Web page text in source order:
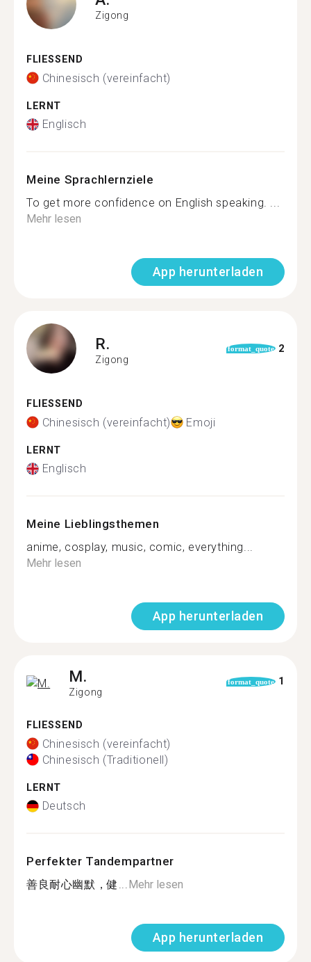
Zigong
FLIESSEND
Chinesisch (vereinfacht)
LERNT
Englisch
Meine Sprachlernziele
To get more confidence on English speaking. ...
Mehr lesen
App herunterladen
R.
Zigong
format_quote 2
FLIESSEND
Chinesisch (vereinfacht) Emoji
LERNT
Englisch
Meine Lieblingsthemen
anime, cosplay, music, comic, everything...
Mehr lesen
App herunterladen
M.
Zigong
format_quote 1
FLIESSEND
Chinesisch (vereinfacht)
Chinesisch (Traditionell)
LERNT
Deutsch
Perfekter Tandempartner
善良耐心幽默，健...Mehr lesen
App herunterladen